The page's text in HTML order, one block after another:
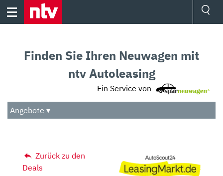
Skip
Audio
Das Beste
Finden Sie Ihren Neuwagen mit
ntv Autoleasing
Ein Service von
Angebote ▾
Zurück zu den
Deals